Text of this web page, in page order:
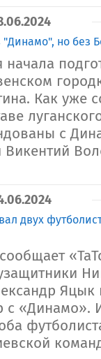
но без
начала
Как уже
с
Викентий
двух
Яцык
с «Динамо».